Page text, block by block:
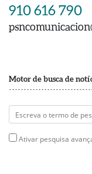
910 616 790
Motor de busca de
Ativar pesquisa